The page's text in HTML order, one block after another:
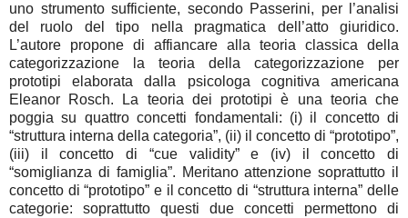
uno strumento sufficiente, secondo Passerini, per l’analisi
del ruolo del tipo nella pragmatica dell’atto giuridico.
L’autore propone di affiancare alla teoria classica della
categorizzazione la teoria della categorizzazione per
prototipi elaborata dalla psicologa cognitiva americana
Eleanor Rosch. La teoria dei prototipi è una teoria che
poggia su quattro concetti fondamentali: (i) il concetto di
“struttura interna della categoria”, (ii) il concetto di “prototipo”,
(iii) il concetto di “cue validity” e (iv) il concetto di
“somiglianza di famiglia”. Meritano attenzione soprattutto il
concetto di “prototipo” e il concetto di “struttura interna” delle
categorie: soprattutto questi due concetti permettono di